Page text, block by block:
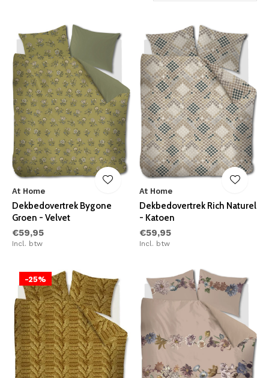
At Home
Dekbedovertrek Bygone
Groen - Velvet
€59,95
Incl. btw
At Home
Dekbedovertrek Rich Naturel
- Katoen
€59,95
Incl. btw
-25%